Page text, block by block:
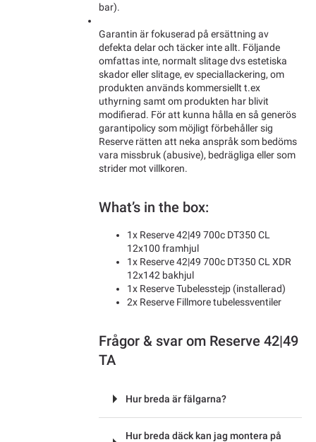
bar).
Garantin är fokuserad på ersättning av
defekta delar och täcker inte allt. Följande
omfattas inte, normalt slitage dvs estetiska
skador eller slitage, ev speciallackering, om
produkten används kommersiellt t.ex
uthyrning samt om produkten har blivit
modifierad. För att kunna hålla en så generös
garantipolicy som möjligt förbehåller sig
Reserve rätten att neka anspråk som bedöms
vara missbruk (abusive), bedrägliga eller som
strider mot villkoren.
What’s in the box:
1x Reserve 42|49 700c DT350 CL
12x100 framhjul
1x Reserve 42|49 700c DT350 CL XDR
12x142 bakhjul
1x Reserve Tubelesstejp (installerad)
2x Reserve Fillmore tubelessventiler
Frågor & svar om Reserve 42|49
TA
Hur breda är fälgarna?
Hur breda däck kan jag montera på